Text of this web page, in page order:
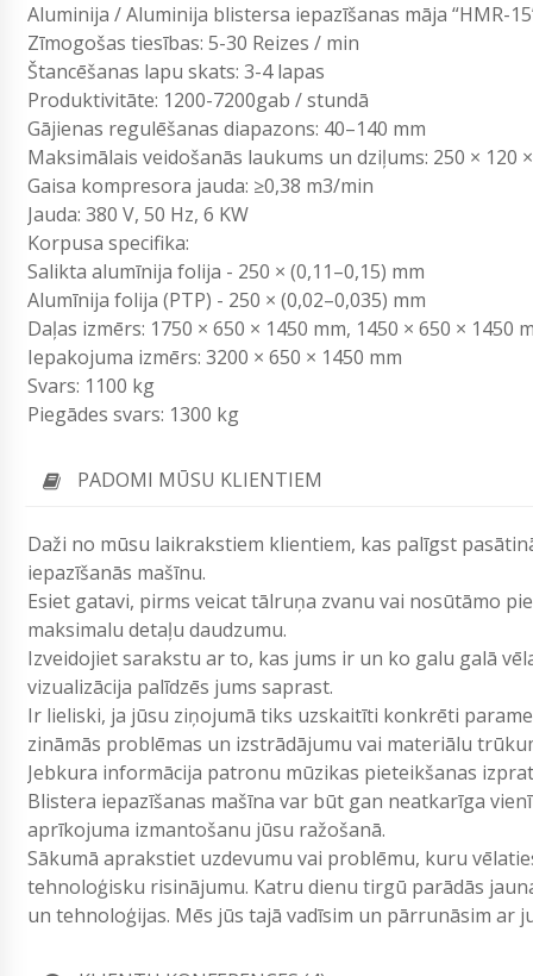
Aluminija / Aluminija blistersa iepazīšanas māja “HMR-
Zīmogošas tiesības: 5-30 Reizes / min
Štancēšanas lapu skats: 3-4 lapas
Produktivitāte: 1200-7200gab / stundā
Gājienas regulēšanas diapazons: 40–140 mm
Maksimālais veidošanās laukums un dziļums: 250 × 120
Gaisa kompresora jauda: ≥0,38 m3/min
Jauda: 380 V, 50 Hz, 6 KW
Korpusa specifika:
Salikta alumīnija folija - 250 × (0,11–0,15) mm
Alumīnija folija (PTP) - 250 × (0,02–0,035) mm
Daļas izmērs: 1750 × 650 × 1450 mm, 1450 × 650 × 1450
Iepakojuma izmērs: 3200 × 650 × 1450 mm
Svars: 1100 kg
Piegādes svars: 1300 kg
PADOMI MŪSU KLIENTIEM
Daži no mūsu laikrakstiem klientiem, kas palīgst
iepazīšanās mašīnu.
Esiet gatavi, pirms veicat tālruņa zvanu vai nosūtāmo
maksimalu detaļu daudzumu.
Izveidojiet sarakstu ar to, kas jums ir un ko galu galā
vizualizācija palīdzēs jums saprast.
Ir lieliski, ja jūsu ziņojumā tiks uzskaitīti konkrēti
zināmās problēmas un izstrādājumu vai materiālu
Jebkura informācija patronu mūzikas pieteikšanas
Blistera iepazīšanas mašīna var būt gan neatkarīga
aprīkojuma izmantošanu jūsu ražošanā.
Sākumā aprakstiet uzdevumu vai problēmu, kuru
tehnoloģisku risinājumu. Katru dienu tirgū parādās
un tehnoloģijas. Mēs jūs tajā vadīsim un pārrunāsim ar